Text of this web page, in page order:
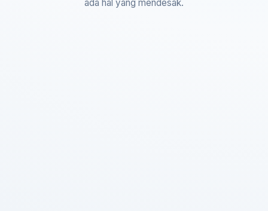
ada hal yang mendesak.